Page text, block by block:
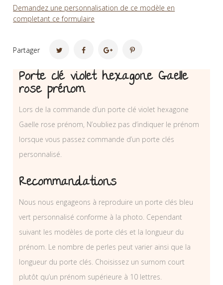
Demandez une personnalisation de ce modèle en
completant ce formulaire
Partager
Porte clé violet hexagone Gaelle
rose prénom
Lors de la commande d’un porte clé violet hexagone
Gaelle rose prénom, N’oubliez pas d’indiquer le prénom
lorsque vous passez commande d’un porte clés
personnalisé.
Recommandations
Nous nous engageons à reproduire un porte clés bleu
vert personnalisé conforme à la photo. Cependant
suivant les modèles de porte clés et la longueur du
prénom. Le nombre de perles peut varier ainsi que la
longueur du porte clés. Choisissez un surnom court
plutôt qu’un prénom supérieure à 10 lettres.